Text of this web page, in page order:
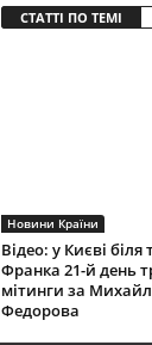
СТАТТІ ПО ТЕМІ
Новини Країни
Відео: у Києві біля
Франка 21-й день
мітинги за
Федорова